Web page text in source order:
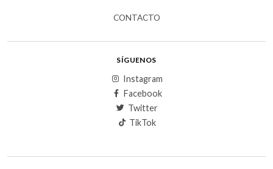
CONTACTO
SÍGUENOS
Instagram
Facebook
Twitter
TikTok